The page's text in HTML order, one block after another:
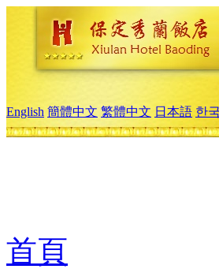
English 簡體中文 繁體中文 日本語 한
首頁